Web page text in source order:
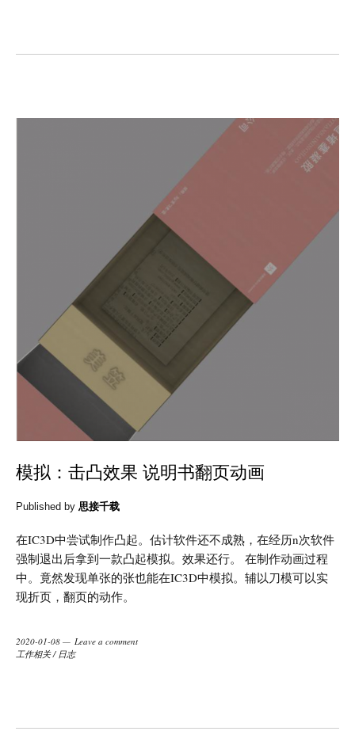
模拟：击凸效果 说明书翻页动画
Published by 思接千载
在IC3D中尝试制作凸起。估计软件还不成熟，在经历n次软件
强制退出后拿到一款凸起模拟。效果还行。 在制作动画过程
中。竟然发现单张的张也能在IC3D中模拟。辅以刀模可以实
现折页，翻页的动作。
2020-01-08
Leave a comment
工作相关/ 日志